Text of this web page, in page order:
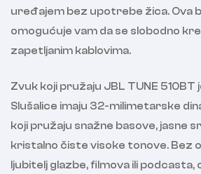
uređajem bez upotrebe žica. Ova
omogućuje vam da se slobodno
zapetljanim kablovima.
Zvuk koji pružaju JBL TUNE 510BT
Slušalice imaju 32-milimetarske
koji pružaju snažne basove, jasne
kristalno čiste visoke tonove. Bez
ljubitelj glazbe, filmova ili podcasta,